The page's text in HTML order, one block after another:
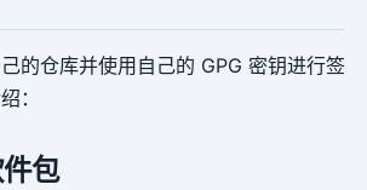
的仓库并使用自己的 GPG 密钥进行签
：
包